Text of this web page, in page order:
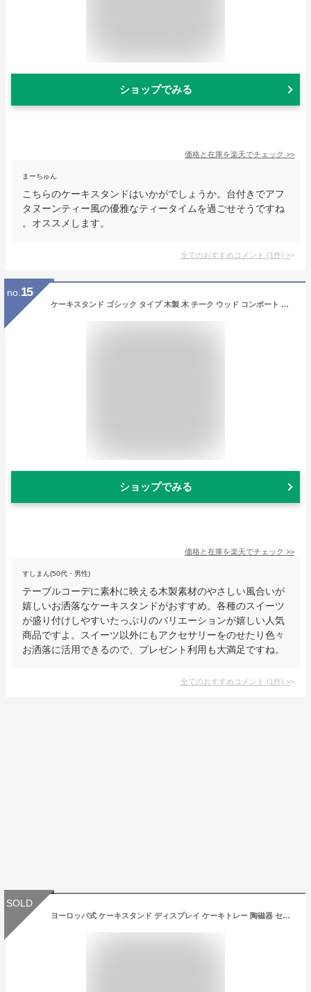
ショップでみる
価格と在庫を楽天でチェック >>
まーちゅん
こちらのケーキスタンドはいかがでしょうか。台付きでアフ
タヌーンティー風の優雅なティータイムを過ごせそうですね
。オススメします。
全てのおすすめコメント (1件) >
no. 15
ケーキスタンド ゴシック タイプ 木製 木 チーク ウッド コンポート ケーキ台 インテリア 雑貨 パーティー 装飾 ディスプレイ 誕生日 クリスマス スマッシュケーキ おしゃれ かわいい ギフト プレゼント
ショップでみる
価格と在庫を楽天でチェック >>
すしまん(50代・男性)
テーブルコーデに素朴に映える木製素材のやさしい風合いが
嬉しいお洒落なケーキスタンドがおすすめ。各種のスイーツ
が盛り付けしやすいたっぷりのバリエーションが嬉しい人気
商品ですよ。スイーツ以外にもアクセサリーをのせたり色々
お洒落に活用できるので、プレゼント利用も大満足ですね。
全てのおすすめコメント (1件) >
SOLD
ヨーロッパ式 ケーキスタンド ディスプレイ ケーキトレー 陶磁器 セラミック 2/3段重ねの果物皿 ケーキ棚 デザート台 家庭用 ケーキスタンド 果物収納 菓子皿 お菓子のトレイ 食器 皿 リビングルーム アフタヌーンティー パーティー 結婚式 パーティー